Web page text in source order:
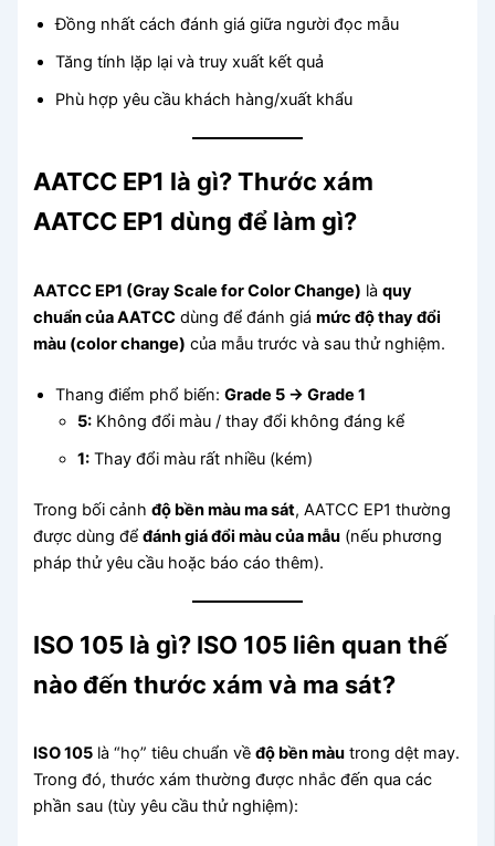
Đồng nhất cách đánh giá giữa người đọc mẫu
Tăng tính lặp lại và truy xuất kết quả
Phù hợp yêu cầu khách hàng/xuất khẩu
AATCC EP1 là gì? Thước xám
AATCC EP1 dùng để làm gì?
AATCC EP1 (Gray Scale for Color Change) làquy
chuẩn của AATCC dùng để đánh giámức độ thay đổi
màu (color change) của mẫu trước và sau thử nghiệm.
Thang điểm phổ biến:Grade 5 → Grade 1
5: Không đổi màu / thay đổi không đáng kể
1: Thay đổi màu rất nhiều (kém)
Trong bối cảnhđộ bền màu ma sát, AATCC EP1 thường
được dùng đểđánh giá đổi màu của mẫu (nếu phương
pháp thử yêu cầu hoặc báo cáo thêm).
ISO 105 là gì? ISO 105 liên quan thế
nào đến thước xám và ma sát?
ISO 105 là “họ” tiêu chuẩn vềđộ bền màu trong dệt may.
Trong đó, thước xám thường được nhắc đến qua các
phần sau (tùy yêu cầu thử nghiệm):